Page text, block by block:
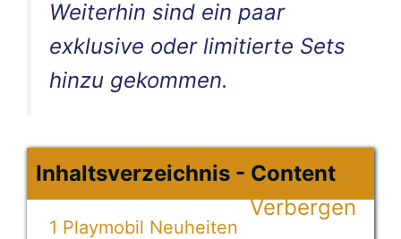
Weiterhin sind ein paar
exklusive oder limitierte Sets
hinzu gekommen.
Inhaltsverzeichnis - Content
Verbergen
1 Playmobil Neuheiten